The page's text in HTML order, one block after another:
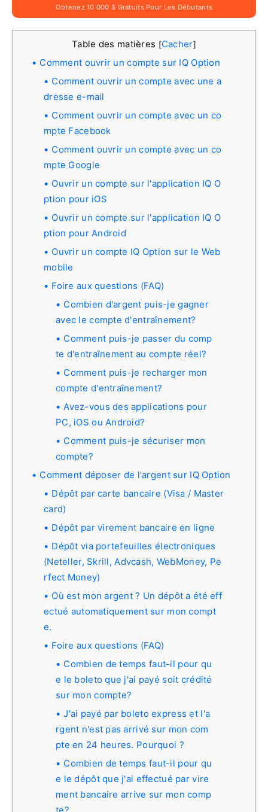
Obtenez 10 000 $ Gratuits Pour Les Débutants
Table des matières [Cacher]
Comment ouvrir un compte sur IQ Option
Comment ouvrir un compte avec une a
dresse e-mail
Comment ouvrir un compte avec un co
mpte Facebook
Comment ouvrir un compte avec un co
mpte Google
Ouvrir un compte sur l'application IQ O
ption pour iOS
Ouvrir un compte sur l'application IQ O
ption pour Android
Ouvrir un compte IQ Option sur le Web
mobile
Foire aux questions (FAQ)
Combien d'argent puis-je gagner
avec le compte d'entraînement?
Comment puis-je passer du comp
te d'entraînement au compte réel?
Comment puis-je recharger mon
compte d'entraînement?
Avez-vous des applications pour
PC, iOS ou Android?
Comment puis-je sécuriser mon
compte?
Comment déposer de l'argent sur IQ Option
Dépôt par carte bancaire (Visa / Master
card)
Dépôt par virement bancaire en ligne
Dépôt via portefeuilles électroniques
(Neteller, Skrill, Advcash, WebMoney, Pe
rfect Money)
Où est mon argent ? Un dépôt a été eff
ectué automatiquement sur mon compt
e.
Foire aux questions (FAQ)
Combien de temps faut-il pour qu
e le boleto que j'ai payé soit crédité
sur mon compte?
J'ai payé par boleto express et l'a
rgent n'est pas arrivé sur mon com
pte en 24 heures. Pourquoi ?
Combien de temps faut-il pour qu
e le dépôt que j'ai effectué par vire
ment bancaire arrive sur mon comp